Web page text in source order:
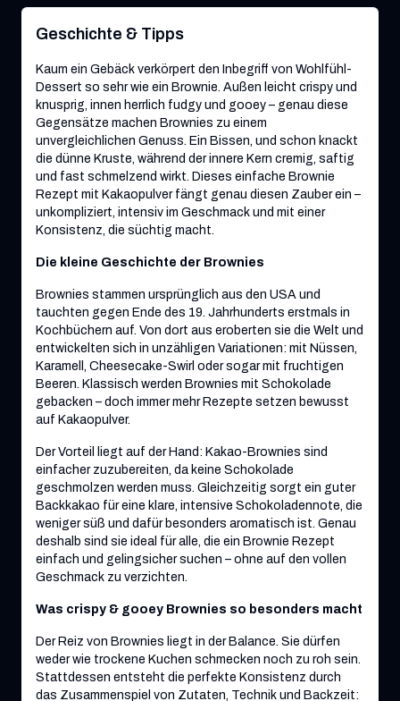
Geschichte & Tipps
Kaum ein Gebäck verkörpert den Inbegriff von Wohlfühl-
Dessert so sehr wie ein Brownie. Außen leicht crispy und
knusprig, innen herrlich fudgy und gooey – genau diese
Gegensätze machen Brownies zu einem
unvergleichlichen Genuss. Ein Bissen, und schon knackt
die dünne Kruste, während der innere Kern cremig, saftig
und fast schmelzend wirkt. Dieses einfache Brownie
Rezept mit Kakaopulver fängt genau diesen Zauber ein –
unkompliziert, intensiv im Geschmack und mit einer
Konsistenz, die süchtig macht.
Die kleine Geschichte der Brownies
Brownies stammen ursprünglich aus den USA und
tauchten gegen Ende des 19. Jahrhunderts erstmals in
Kochbüchern auf. Von dort aus eroberten sie die Welt und
entwickelten sich in unzähligen Variationen: mit Nüssen,
Karamell, Cheesecake-Swirl oder sogar mit fruchtigen
Beeren. Klassisch werden Brownies mit Schokolade
gebacken – doch immer mehr Rezepte setzen bewusst
auf Kakaopulver.
Der Vorteil liegt auf der Hand: Kakao-Brownies sind
einfacher zuzubereiten, da keine Schokolade
geschmolzen werden muss. Gleichzeitig sorgt ein guter
Backkakao für eine klare, intensive Schokoladennote, die
weniger süß und dafür besonders aromatisch ist. Genau
deshalb sind sie ideal für alle, die ein Brownie Rezept
einfach und gelingsicher suchen – ohne auf den vollen
Geschmack zu verzichten.
Was crispy & gooey Brownies so besonders macht
Der Reiz von Brownies liegt in der Balance. Sie dürfen
weder wie trockene Kuchen schmecken noch zu roh sein.
Stattdessen entsteht die perfekte Konsistenz durch
das Zusammenspiel von Zutaten, Technik und Backzeit: